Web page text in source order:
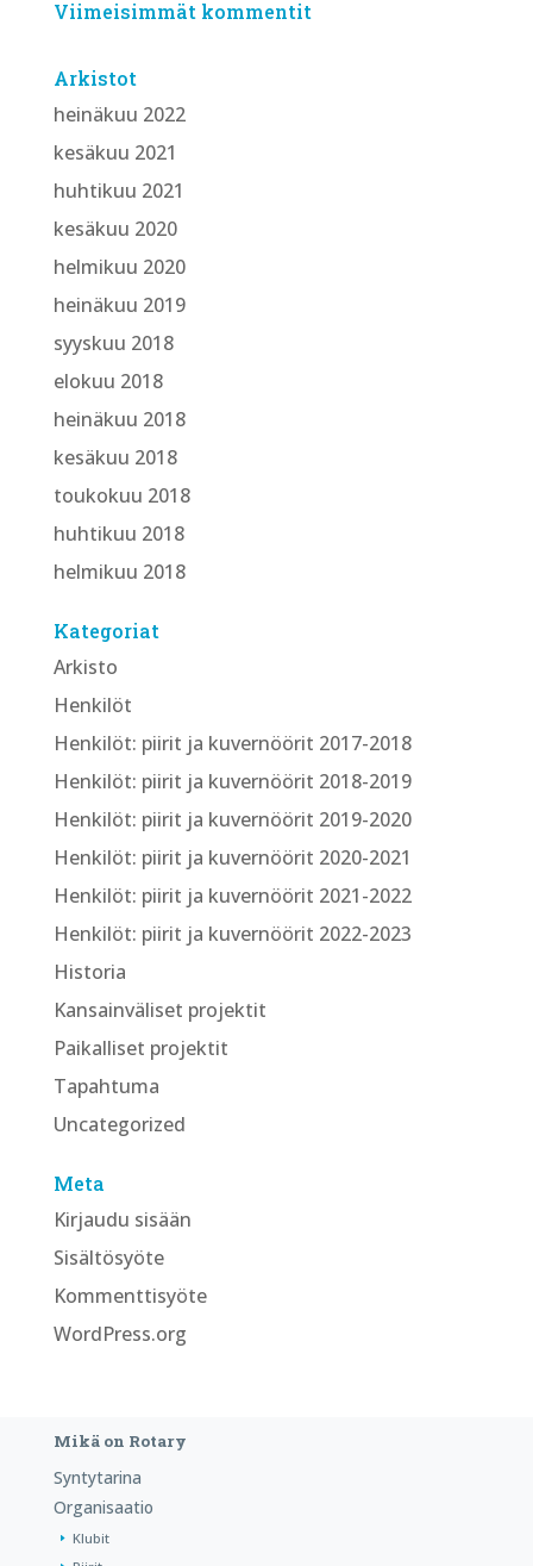
Viimeisimmät kommentit
Arkistot
heinäkuu 2022
kesäkuu 2021
huhtikuu 2021
kesäkuu 2020
helmikuu 2020
heinäkuu 2019
syyskuu 2018
elokuu 2018
heinäkuu 2018
kesäkuu 2018
toukokuu 2018
huhtikuu 2018
helmikuu 2018
Kategoriat
Arkisto
Henkilöt
Henkilöt: piirit ja kuvernöörit 2017-2018
Henkilöt: piirit ja kuvernöörit 2018-2019
Henkilöt: piirit ja kuvernöörit 2019-2020
Henkilöt: piirit ja kuvernöörit 2020-2021
Henkilöt: piirit ja kuvernöörit 2021-2022
Henkilöt: piirit ja kuvernöörit 2022-2023
Historia
Kansainväliset projektit
Paikalliset projektit
Tapahtuma
Uncategorized
Meta
Kirjaudu sisään
Sisältösyöte
Kommenttisyöte
WordPress.org
Mikä on Rotary
Syntytarina
Organisaatio
Klubit